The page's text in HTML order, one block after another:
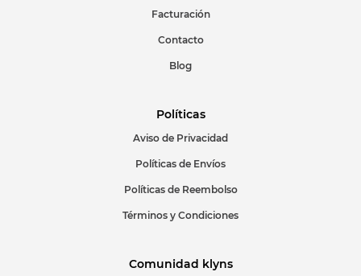
Facturación
Contacto
Blog
Políticas
Aviso de Privacidad
Políticas de Envíos
Políticas de Reembolso
Términos y Condiciones
Comunidad klyns